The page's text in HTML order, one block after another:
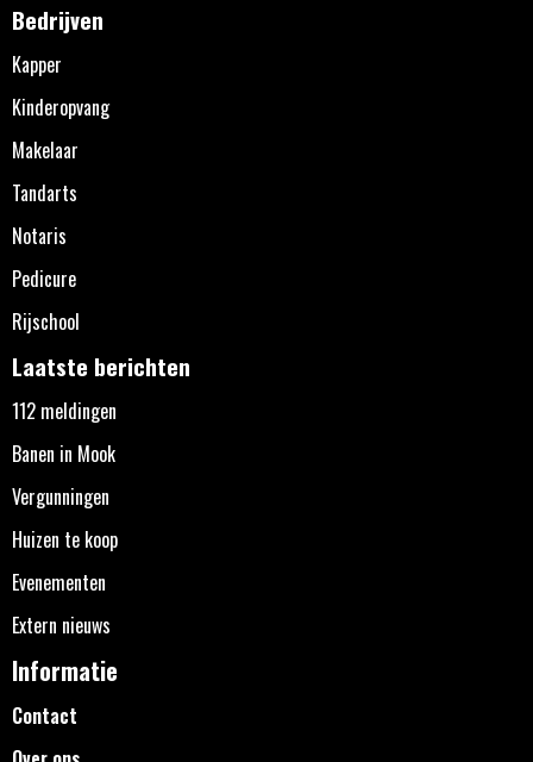
Bedrijven
Kapper
Kinderopvang
Makelaar
Tandarts
Notaris
Pedicure
Rijschool
Laatste berichten
112 meldingen
Banen in Mook
Vergunningen
Huizen te koop
Evenementen
Extern nieuws
Informatie
Contact